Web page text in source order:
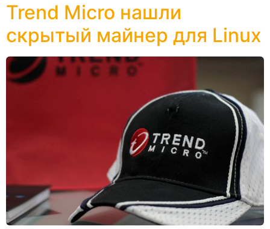
Trend Micro нашли
скрытый майнер для Linux